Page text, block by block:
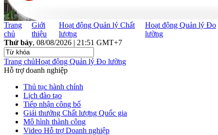
Trang
chủ
Giới
thiệu
Hoạt động Quản lý Chất
lượng
Hoạt động Quản lý Đo
lường
Thứ bảy, 08/08/2026 | 21:51 GMT+7
Trang chủHoạt động Quản lý Đo lường
Hỗ trợ doanh nghiệp
Thủ tục hành chính
Lịch đào tạo
Tiếp nhận công bố
Giải thưởng Chất lượng Quốc gia
Mô hình thành công
Video Hỗ trợ Doanh nghiệp